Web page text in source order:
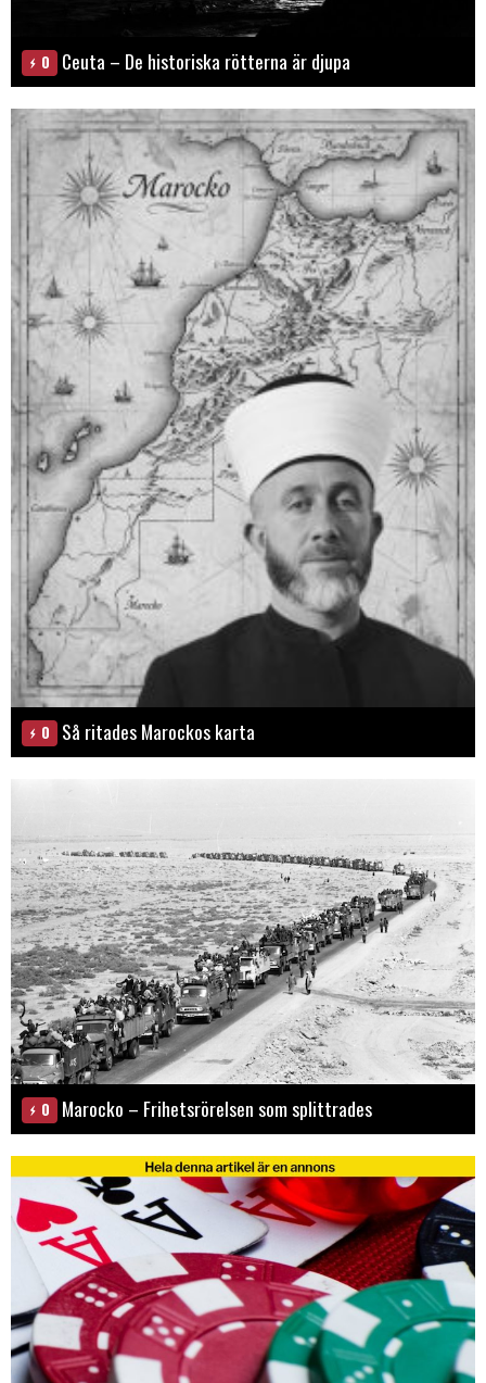
0 Ceuta – De historiska rötterna är djupa
0 Så ritades Marockos karta
0 Marocko – Frihetsrörelsen som splittrades